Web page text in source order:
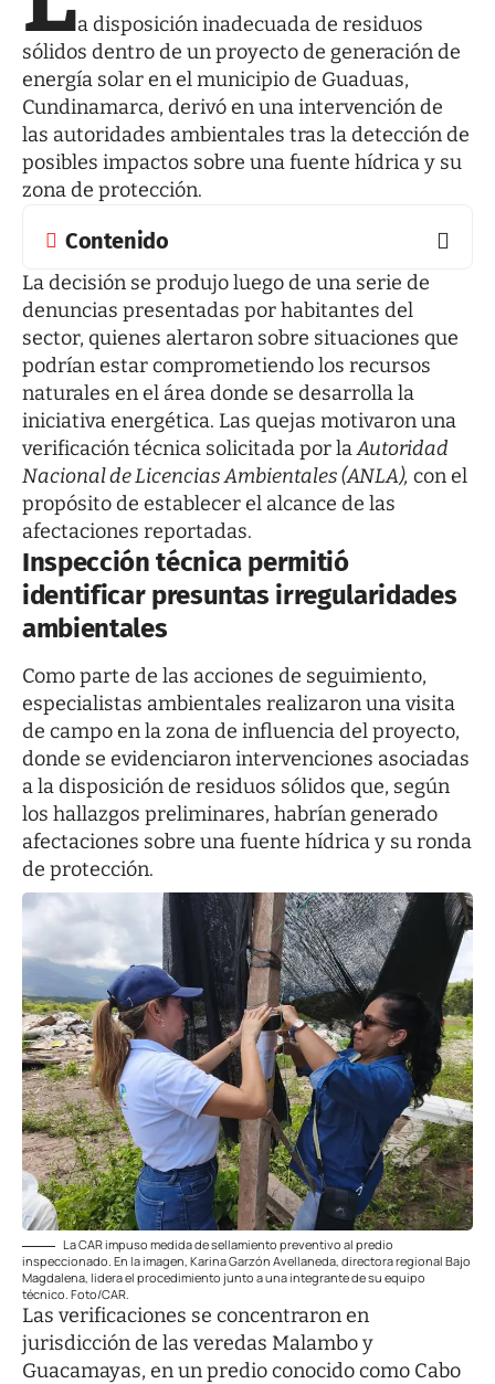
a disposición inadecuada de residuos
sólidos dentro de un proyecto de generación de
energía solar en el municipio de Guaduas,
Cundinamarca, derivó en una intervención de
las autoridades ambientales tras la detección de
posibles impactos sobre una fuente hídrica y su
zona de protección.
Contenido
La decisión se produjo luego de una serie de
denuncias presentadas por habitantes del
sector, quienes alertaron sobre situaciones que
podrían estar comprometiendo los recursos
naturales en el área donde se desarrolla la
iniciativa energética. Las quejas motivaron una
verificación técnica solicitada por laAutoridad
Nacional de Licencias Ambientales (ANLA), con el
propósito de establecer el alcance de las
afectaciones reportadas.
Inspección técnica permitió
identificar presuntas irregularidades
ambientales
Como parte de las acciones de seguimiento,
especialistas ambientales realizaron una visita
de campo en la zona de influencia del proyecto,
donde se evidenciaron intervenciones asociadas
a la disposición de residuos sólidos que, según
los hallazgos preliminares, habrían generado
afectaciones sobre una fuente hídrica y su ronda
de protección.
La CAR impuso medida de sellamiento preventivo al predio
inspeccionado. En la imagen, Karina Garzón Avellaneda, directora regional Bajo
Magdalena, lidera el procedimiento junto a una integrante de su equipo
técnico. Foto/CAR.
Las verificaciones se concentraron en
jurisdicción de las veredas Malambo y
Guacamayas, en un predio conocido como Cabo